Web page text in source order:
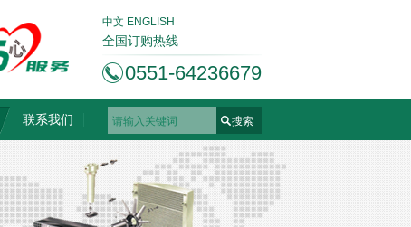
中文 ENGLISH
全国订购热线
0551-64236679
联系我们